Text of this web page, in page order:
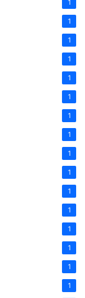
1
1
1
1
1
1
1
1
1
1
1
1
1
1
1
1